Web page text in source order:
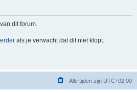
dit forum.
als je verwacht dat dit niet klopt.
Alle tijden zijn UTC+02:00